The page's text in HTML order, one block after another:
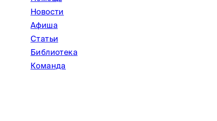
Новости
Афиша
Статьи
Библиотека
Команда